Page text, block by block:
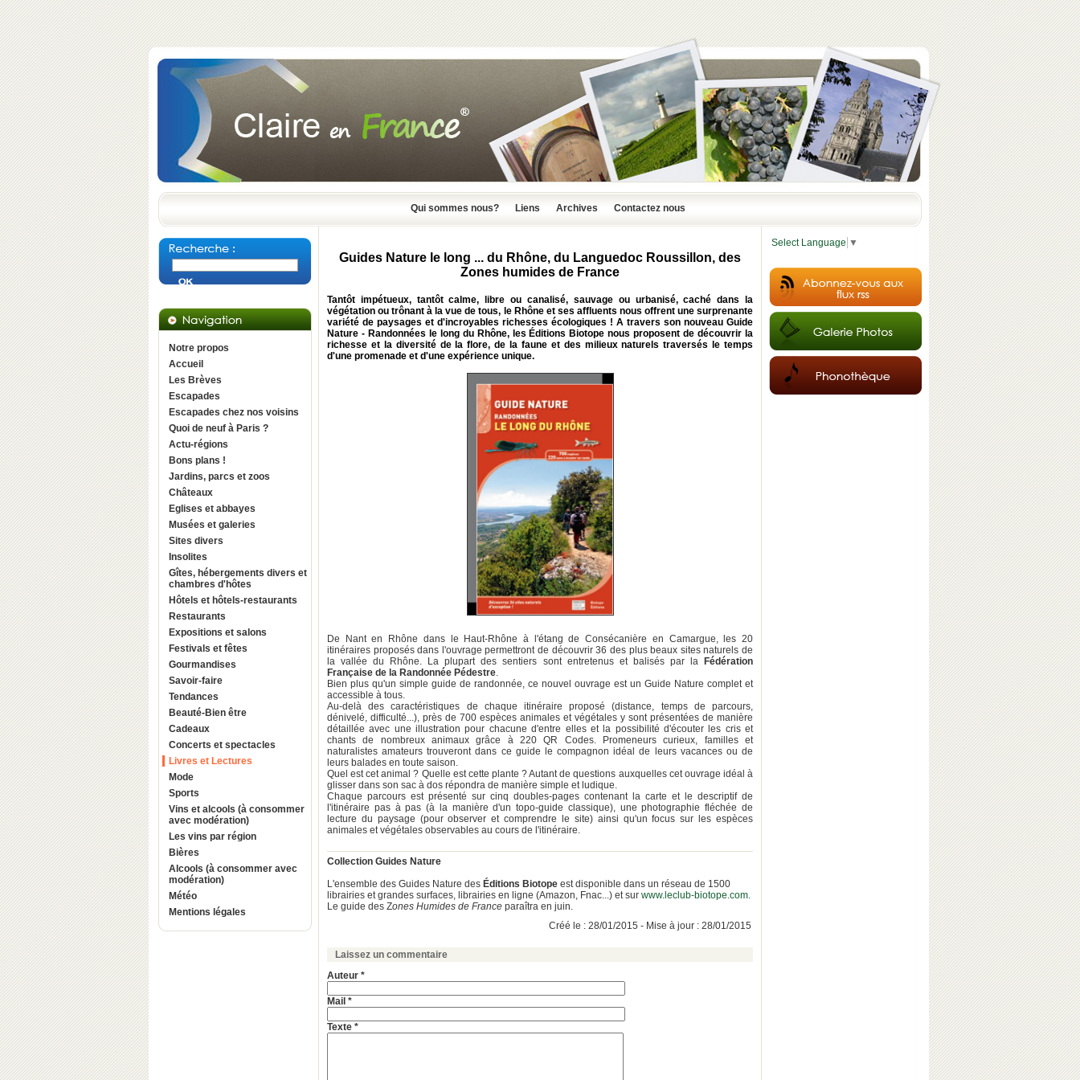
Qui sommes nous? Liens Archives Contactez nous
Notre propos
Accueil
Les Brèves
Escapades
Escapades chez nos voisins
Quoi de neuf à Paris ?
Actu-régions
Bons plans !
Jardins, parcs et zoos
Châteaux
Eglises et abbayes
Musées et galeries
Sites divers
Insolites
Gîtes, hébergements divers et
chambres d'hôtes
Hôtels et hôtels-restaurants
Restaurants
Expositions et salons
Festivals et fêtes
Gourmandises
Savoir-faire
Tendances
Beauté-Bien être
Cadeaux
Concerts et spectacles
Livres et Lectures
Mode
Sports
Vins et alcools (à consommer
avec modération)
Les vins par région
Bières
Alcools (à consommer avec
modération)
Météo
Mentions légales
Guides Nature le long ... du Rhône, du Languedoc Roussillon, des
Zones humides de France
Tantôt impétueux, tantôt calme, libre ou canalisé, sauvage ou urbanisé, caché dans la
végétation ou trônant à la vue de tous, le Rhône et ses affluents nous offrent une surprenante
variété de paysages et d'incroyables richesses écologiques ! A travers son nouveau Guide
Nature - Randonnées le long du Rhône, les Éditions Biotope nous proposent de découvrir la
richesse et la diversité de la flore, de la faune et des milieux naturels traversés le temps
d'une promenade et d'une expérience unique.
De Nant en Rhône dans le Haut-Rhône à l'étang de Consécanière en Camargue, les 20
itinéraires proposés dans l'ouvrage permettront de découvrir 36 des plus beaux sites naturels de
la vallée du Rhône. La plupart des sentiers sont entretenus et balisés par la
Fédération
Française de la Randonnée Pédestre.
Bien plus qu'un simple guide de randonnée, ce nouvel ouvrage est un Guide Nature complet et
accessible à tous.
Au-delà des caractéristiques de chaque itinéraire proposé (distance, temps de parcours,
dénivelé, difficulté...), près de 700 espèces animales et végétales y sont présentées de manière
détaillée avec une illustration pour chacune d'entre elles et la possibilité d'écouter les cris et
chants de nombreux animaux grâce à 220 QR Codes. Promeneurs curieux, familles et
naturalistes amateurs trouveront dans ce guide le compagnon idéal de leurs vacances ou de
leurs balades en toute saison.
Quel est cet animal ? Quelle est cette plante ? Autant de questions auxquelles cet ouvrage idéal à
glisser dans son sac à dos répondra de manière simple et ludique.
Chaque parcours est présenté sur cinq doubles-pages contenant la carte et le descriptif de
l'itinéraire pas à pas (à la manière d'un topo-guide classique), une photographie fléchée de
lecture du paysage (pour observer et comprendre le site) ainsi qu'un focus sur les espèces
animales et végétales observables au cours de l'itinéraire.
Collection Guides Nature
L'ensemble des Guides Nature des Éditions Biotope est disponible dans un réseau de 1500
librairies et grandes surfaces, librairies en ligne (Amazon, Fnac...) et sur www.leclub-biotope.com.
Le guide des Zones Humides de France paraîtra en juin.
Créé le : 28/01/2015 - Mise à jour : 28/01/2015
Laissez un commentaire
Auteur *
Mail *
Texte *
Select Language ▼